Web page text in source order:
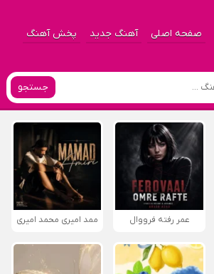
صفحه اصلی آهنگ جدید پخش آهنگ
جستجو
عمر رفته فرووال ممد امیری محمد امیری